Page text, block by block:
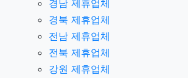
경남 제휴업체
경북 제휴업체
전남 제휴업체
전북 제휴업체
강원 제휴업체